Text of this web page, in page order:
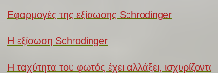
Εφαρμογές της εξίσωσης Schrodinger
Η εξίσωση Schrodinger
Η ταχύτητα του φωτός έχει αλλάξει,